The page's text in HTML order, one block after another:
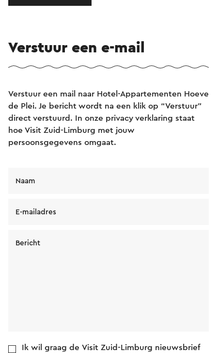
Verstuur een e-mail
Verstuur een mail naar Hotel-Appartementen Hoeve
de Plei. Je bericht wordt na een klik op “Verstuur”
direct verstuurd. In onze privacy verklaring staat
hoe Visit Zuid-Limburg met jouw
persoonsgegevens omgaat.
Naam
E-mailadres
Bericht
Ik wil graag de Visit Zuid-Limburg nieuwsbrief